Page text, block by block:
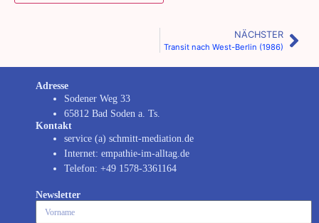
NÄCHSTER
Transit nach West-Berlin (1986)
Adresse
Sodener Weg 33
65812 Bad Soden a. Ts.
Kontakt
service (a) schmitt-mediation.de
Internet: empathie-im-alltag.de
Telefon: +49 1578-3361164
Newsletter